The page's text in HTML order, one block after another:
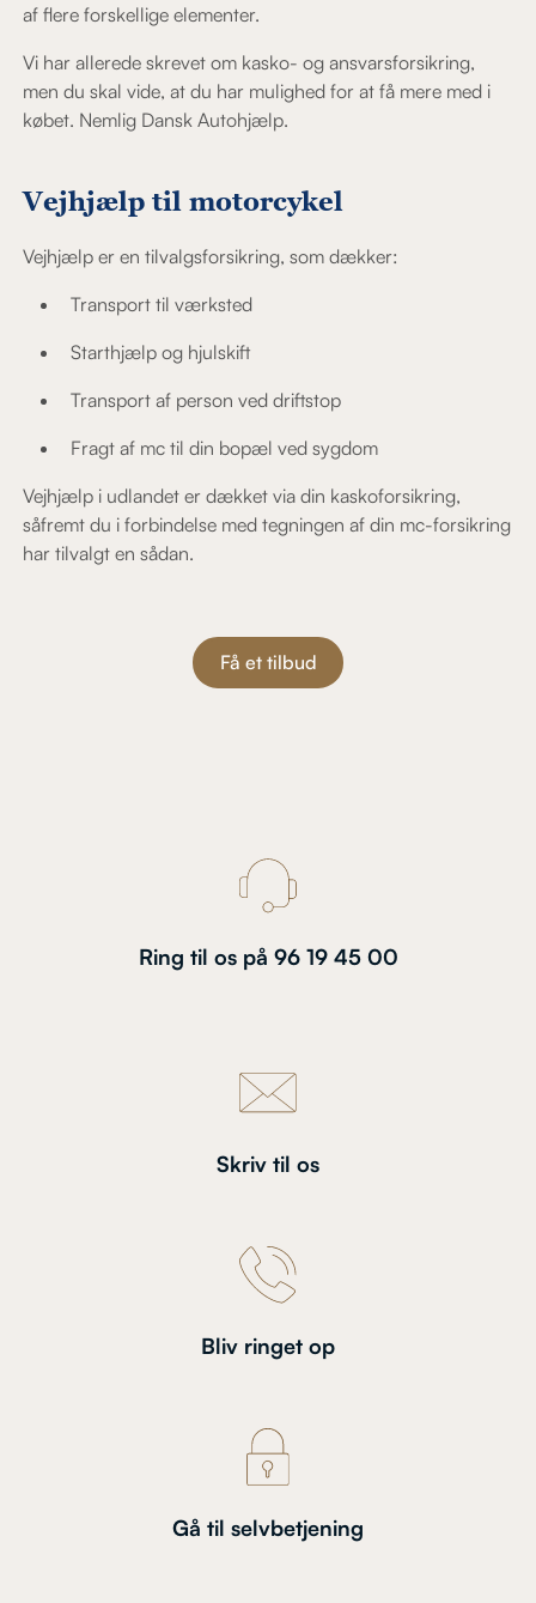
af flere forskellige elementer.
Vi har allerede skrevet om kasko- og ansvarsforsikring,
men du skal vide, at du har mulighed for at få mere med i
købet. Nemlig Dansk Autohjælp.
Vejhjælp til motorcykel
Vejhjælp er en tilvalgsforsikring, som dækker:
Transport til værksted
Starthjælp og hjulskift
Transport af person ved driftstop
Fragt af mc til din bopæl ved sygdom
Vejhjælp i udlandet er dækket via din kaskoforsikring,
såfremt du i forbindelse med tegningen af din mc-forsikring
har tilvalgt en sådan.
Få et tilbud
Ring til os på 96 19 45 00
Skriv til os
Bliv ringet op
Gå til selvbetjening